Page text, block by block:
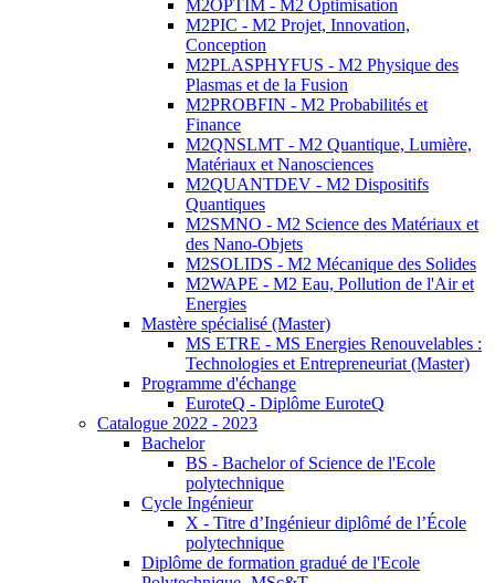
M2OPTIM - M2 Optimisation
M2PIC - M2 Projet, Innovation,
Conception
M2PLASPHYFUS - M2 Physique des
Plasmas et de la Fusion
M2PROBFIN - M2 Probabilités et
Finance
M2QNSLMT - M2 Quantique, Lumière,
Matériaux et Nanosciences
M2QUANTDEV - M2 Dispositifs
Quantiques
M2SMNO - M2 Science des Matériaux et
des Nano-Objets
M2SOLIDS - M2 Mécanique des Solides
M2WAPE - M2 Eau, Pollution de l'Air et
Energies
Mastère spécialisé (Master)
MS ETRE - MS Energies Renouvelables :
Technologies et Entrepreneuriat (Master)
Programme d'échange
EuroteQ - Diplôme EuroteQ
Catalogue 2022 - 2023
Bachelor
BS - Bachelor of Science de l'Ecole
polytechnique
Cycle Ingénieur
X - Titre d’Ingénieur diplômé de l’École
polytechnique
Diplôme de formation gradué de l'Ecole